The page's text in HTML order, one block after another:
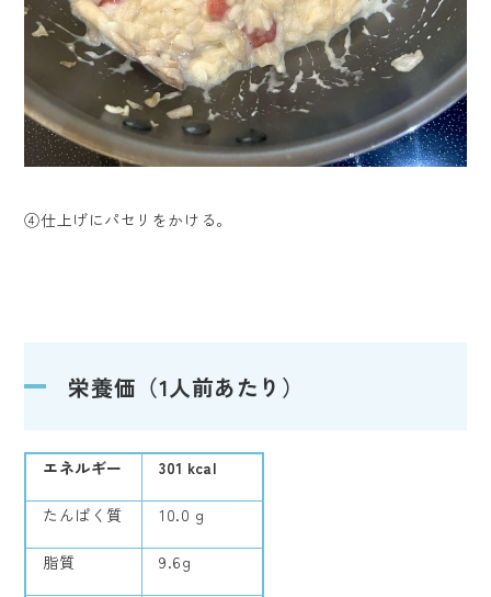
④仕上げにパセリをかける。
栄養価（1人前あたり）
エネルギー 301 kcal
たんぱく質 10.0 g
脂質 9.6g